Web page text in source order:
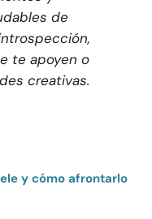
de
te apoyen o
creativas.
y cómo afrontarlo